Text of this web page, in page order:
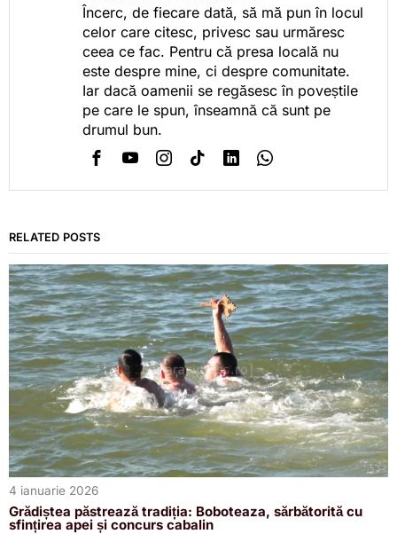
Încerc, de fiecare dată, să mă pun în locul
celor care citesc, privesc sau urmăresc
ceea ce fac. Pentru că presa locală nu
este despre mine, ci despre comunitate.
Iar dacă oamenii se regăsesc în poveștile
pe care le spun, înseamnă că sunt pe
drumul bun.
RELATED POSTS
4 ianuarie 2026
Grădiștea păstrează tradiția: Boboteaza, sărbătorită cu
sfințirea apei și concurs cabalin